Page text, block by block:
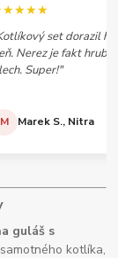
set dorazil
Nerez je fakt
Super!"
M Marek S., Nitra
guláš s
kotlíka,